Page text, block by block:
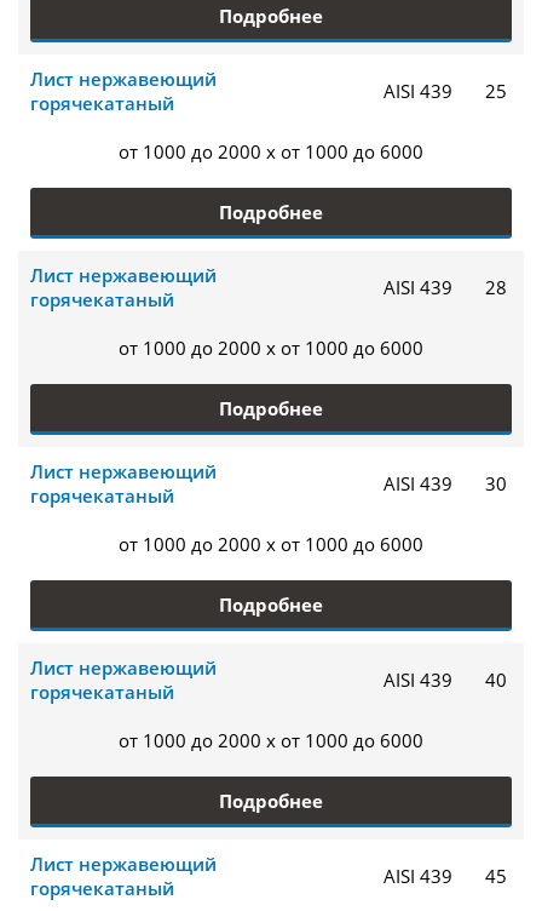
Подробнее
Лист нержавеющий
горячекатаный
AISI 439 25
от 1000 до 2000 x от 1000 до 6000
Подробнее
Лист нержавеющий
горячекатаный
AISI 439 28
от 1000 до 2000 x от 1000 до 6000
Подробнее
Лист нержавеющий
горячекатаный
AISI 439 30
от 1000 до 2000 x от 1000 до 6000
Подробнее
Лист нержавеющий
горячекатаный
AISI 439 40
от 1000 до 2000 x от 1000 до 6000
Подробнее
Лист нержавеющий
горячекатаный
AISI 439 45